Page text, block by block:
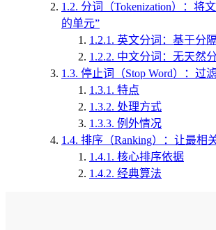
1.2. 分词（Tokenization）：将
的单元”
1.2.1. 英文分词：基于分
1.2.2. 中文分词：无天然
1.3. 停止词（Stop Word）：过
1.3.1. 特点
1.3.2. 处理方式
1.3.3. 例外情况
1.4. 排序（Ranking）：让最相
1.4.1. 核心排序依据
1.4.2. 经典算法